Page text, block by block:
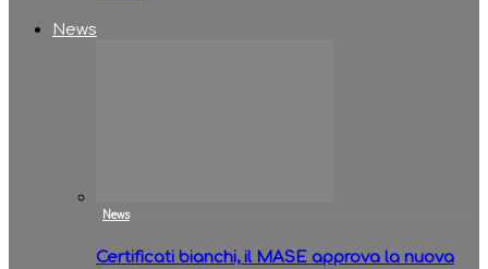
News
News
Certificati bianchi, il MASE approva la nuova